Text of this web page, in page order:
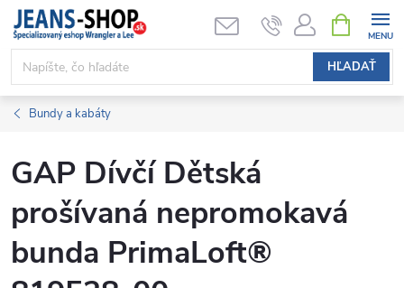
Prejsť
obsah
HĽADAŤ
KOŠÍK
Bundy a kabáty
GAP Dívčí Dětská
prošívaná nepromokavá
bunda PrimaLoft®